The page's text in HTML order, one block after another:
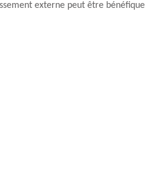
externe peut être bénéfique